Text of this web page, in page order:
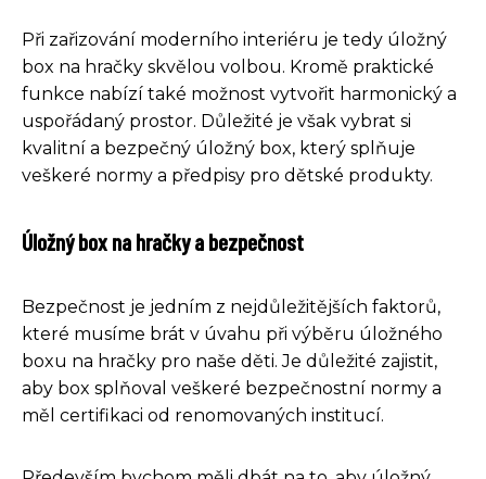
Při zařizování moderního interiéru je tedy úložný
box na hračky skvělou volbou. Kromě praktické
funkce nabízí také možnost vytvořit harmonický a
uspořádaný prostor. Důležité je však vybrat si
kvalitní a bezpečný úložný box, který splňuje
veškeré normy a předpisy pro dětské produkty.
Úložný box na hračky a bezpečnost
Bezpečnost je jedním z nejdůležitějších faktorů,
které musíme brát v úvahu při výběru úložného
boxu na hračky pro naše děti. Je důležité zajistit,
aby box splňoval veškeré bezpečnostní normy a
měl certifikaci od renomovaných institucí.